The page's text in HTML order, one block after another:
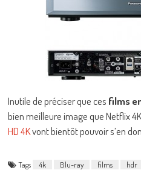
Inutile de préciser que ces films
bien meilleure image que Netflix
HD 4Kvont bientôt pouvoir s’en
Tags 4k Blu-ray films hdr